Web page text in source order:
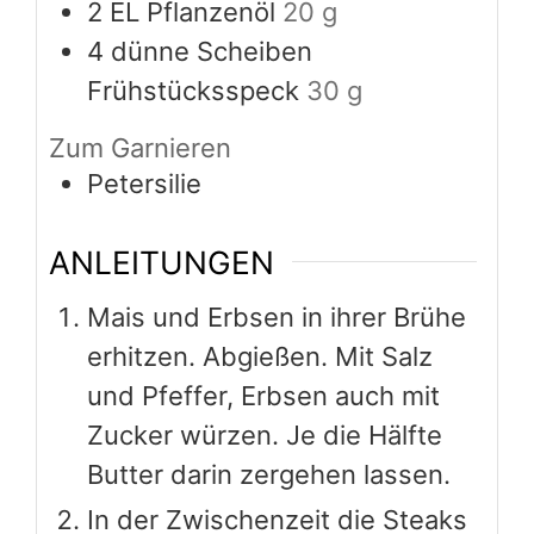
2 EL Pflanzenöl 20 g
4 dünne Scheiben
Frühstücksspeck 30 g
Zum Garnieren
Petersilie
ANLEITUNGEN
Mais und Erbsen in ihrer Brühe
erhitzen. Abgießen. Mit Salz
und Pfeffer, Erbsen auch mit
Zucker würzen. Je die Hälfte
Butter darin zergehen lassen.
In der Zwischenzeit die Steaks